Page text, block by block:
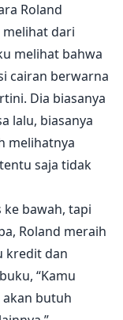
Roland
dari
melihat bahwa
cairan berwarna
Dia biasanya
lalu, biasanya
melihatnya
saja tidak
bawah, tapi
Roland meraih
kredit dan
“Kamu
akan butuh